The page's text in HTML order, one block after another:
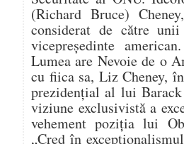
(Richard Bruce)
considerat de către
vicepreședinte
Lumea are Nevoie de o
cu fiica sa, Liz Cheney,
prezidențial al lui Barack
viziune exclusivistă a
vehement poziția lui
„Cred în